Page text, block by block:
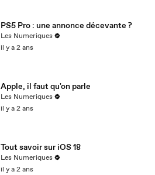
PS5 Pro : une annonce décevante ?
Les Numeriques
il y a 2 ans
Apple, il faut qu'on parle
Les Numeriques
il y a 2 ans
Tout savoir sur iOS 18
Les Numeriques
il y a 2 ans